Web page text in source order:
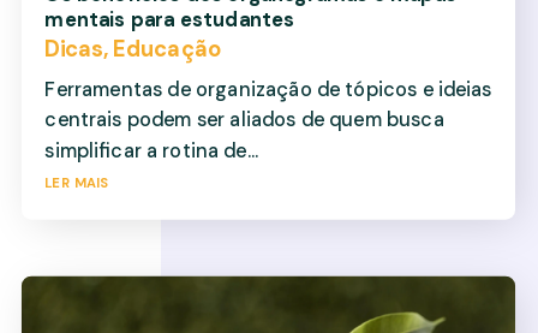
mentais para estudantes
Dicas, Educação
Ferramentas de organização de tópicos e ideias
centrais podem ser aliados de quem busca
simplificar a rotina de...
ler mais